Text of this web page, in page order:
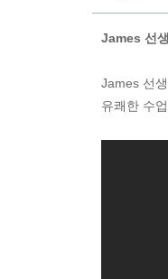
James 선
James 선
유쾌한 수